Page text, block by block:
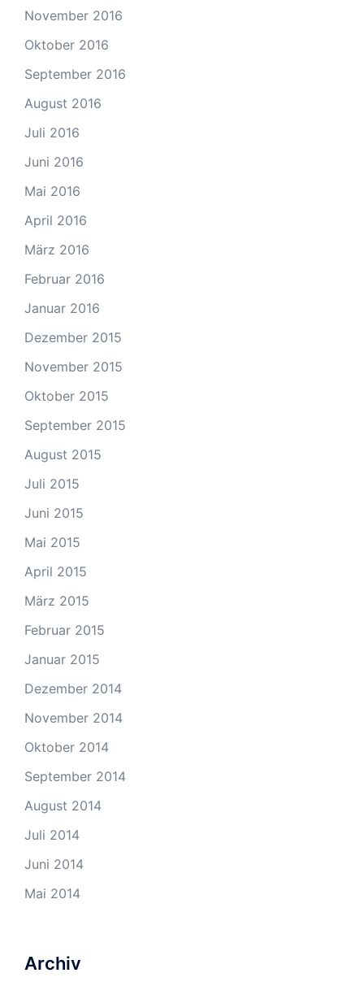
November 2016
Oktober 2016
September 2016
August 2016
Juli 2016
Juni 2016
Mai 2016
April 2016
März 2016
Februar 2016
Januar 2016
Dezember 2015
November 2015
Oktober 2015
September 2015
August 2015
Juli 2015
Juni 2015
Mai 2015
April 2015
März 2015
Februar 2015
Januar 2015
Dezember 2014
November 2014
Oktober 2014
September 2014
August 2014
Juli 2014
Juni 2014
Mai 2014
Archiv